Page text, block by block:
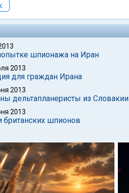
шпионажа на Иран
2013
для граждан Ирана
2013
дельтапланеристы из Словакии
2013
британских шпионов